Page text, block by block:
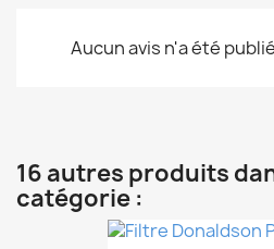
Aucun avis n'a été
16 autres produits
catégorie :